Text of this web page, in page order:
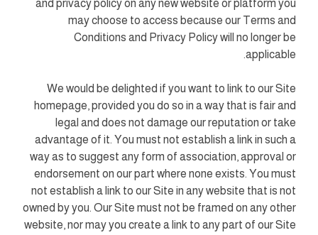
and privacy policy on any new website or platform you
may choose to access because our Terms and
Conditions and Privacy Policy will no longer be
applicable.
We would be delighted if you want to link to our Site
homepage, provided you do so in a way that is fair and
legal and does not damage our reputation or take
advantage of it. You must not establish a link in such a
way as to suggest any form of association, approval or
endorsement on our part where none exists. You must
not establish a link to our Site in any website that is not
owned by you. Our Site must not be framed on any other
website, nor may you create a link to any part of our Site